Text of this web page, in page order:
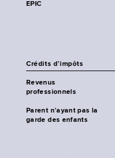
EPIC
Crédits d’impôts
Revenus
professionnels
Parent n’ayant pas la
garde des enfants